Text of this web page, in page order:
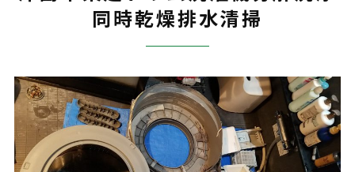
同時乾燥排水清掃